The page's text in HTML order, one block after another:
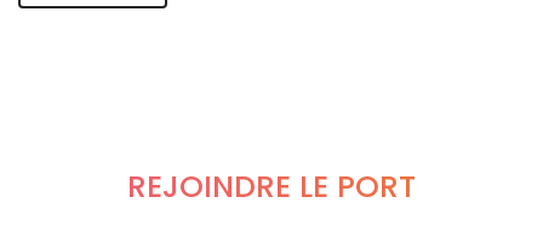
REJOINDRE LE PORT